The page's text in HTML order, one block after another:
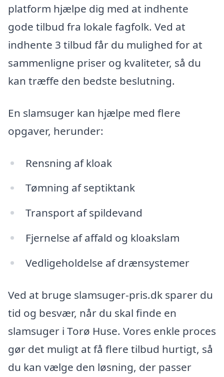
platform hjælpe dig med at indhente
gode tilbud fra lokale fagfolk. Ved at
indhente 3 tilbud får du mulighed for at
sammenligne priser og kvaliteter, så du
kan træffe den bedste beslutning.
En slamsuger kan hjælpe med flere
opgaver, herunder:
Rensning af kloak
Tømning af septiktank
Transport af spildevand
Fjernelse af affald og kloakslam
Vedligeholdelse af drænsystemer
Ved at bruge slamsuger-pris.dk sparer du
tid og besvær, når du skal finde en
slamsuger i Torø Huse. Vores enkle proces
gør det muligt at få flere tilbud hurtigt, så
du kan vælge den løsning, der passer